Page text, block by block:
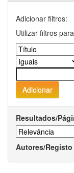
Adicionar filtros:
Utilizar filtros
Resultados/
Autores/Registo